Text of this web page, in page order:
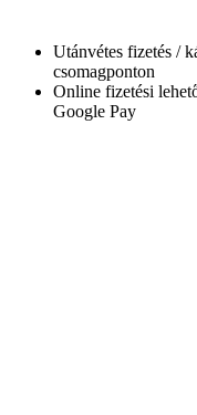
Utánvétes fizetés /
csomagponton
Online fizetési
Google Pay